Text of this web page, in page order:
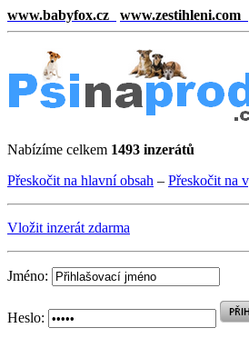
www.babyfox.cz www.zestihleni.com
Nabízíme celkem 1493 inzerátů
Přeskočit na hlavní obsah – Přeskočit na
Vložit inzerát zdarma
Jméno:
Heslo: